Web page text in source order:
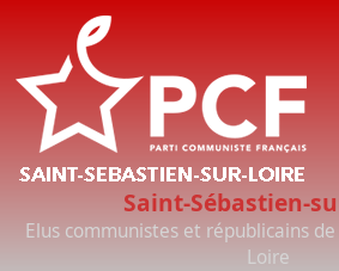
Aller au contenu principal
Saint-Sébastien-
Elus communistes et républicains
Loire